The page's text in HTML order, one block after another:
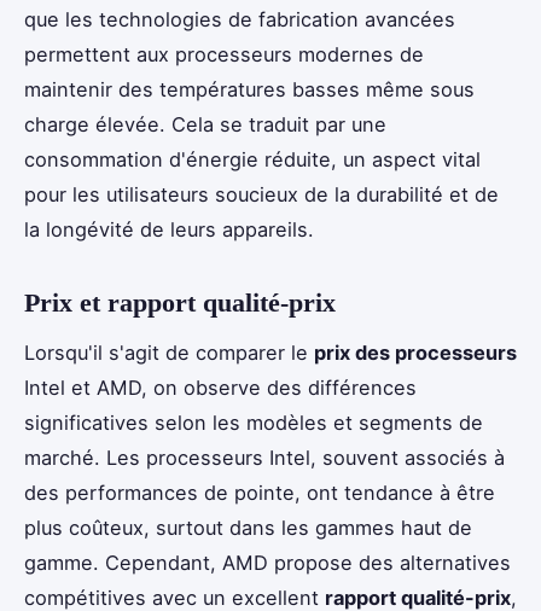
que les technologies de fabrication avancées
permettent aux processeurs modernes de
maintenir des températures basses même sous
charge élevée. Cela se traduit par une
consommation d'énergie réduite, un aspect vital
pour les utilisateurs soucieux de la durabilité et de
la longévité de leurs appareils.
Prix et rapport qualité-prix
Lorsqu'il s'agit de comparer le prix des processeurs
Intel et AMD, on observe des différences
significatives selon les modèles et segments de
marché. Les processeurs Intel, souvent associés à
des performances de pointe, ont tendance à être
plus coûteux, surtout dans les gammes haut de
gamme. Cependant, AMD propose des alternatives
compétitives avec un excellent rapport qualité-prix,